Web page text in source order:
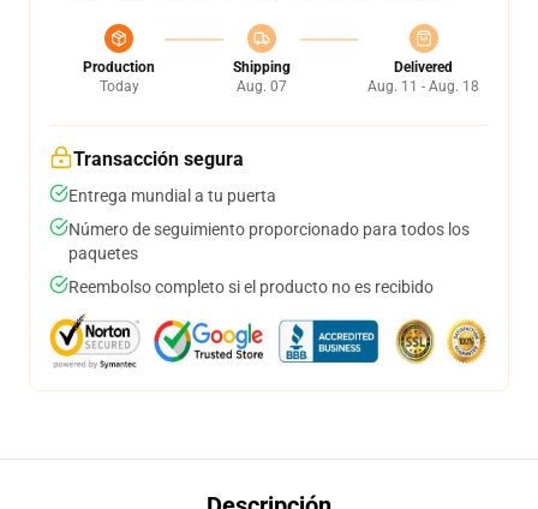
Production
Today
Shipping
Aug. 07
Delivered
Aug. 11 - Aug. 18
Transacción segura
Entrega mundial a tu puerta
Número de seguimiento proporcionado para todos los
paquetes
Reembolso completo si el producto no es recibido